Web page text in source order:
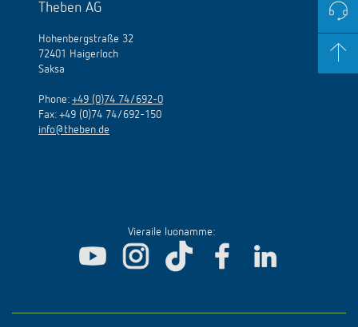
Theben AG
Hohenbergstraße 32
72401 Haigerloch
Saksa
Phone: +49 (0)74 74/692-0
Fax: +49 (0)74 74/692-150
info@theben.de
Vieraile luonamme: